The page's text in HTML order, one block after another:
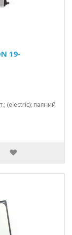
19-
(electric); паяний